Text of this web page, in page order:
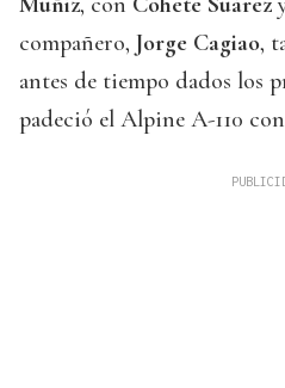
compañero, Jorge Cagiao,
antes de tiempo dados los
padeció el Alpine A-110